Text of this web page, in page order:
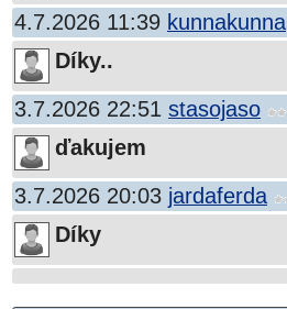
4.7.2026 11:39 kunnakunna
Díky..
3.7.2026 22:51 stasojaso
ďakujem
3.7.2026 20:03 jardaferda
Díky